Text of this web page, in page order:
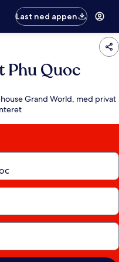
Last ned appen
Phu Quoc
Grand World, med privat